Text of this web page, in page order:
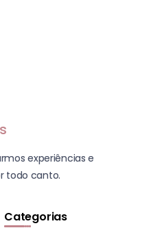
experiências e
todo canto.
Categorias